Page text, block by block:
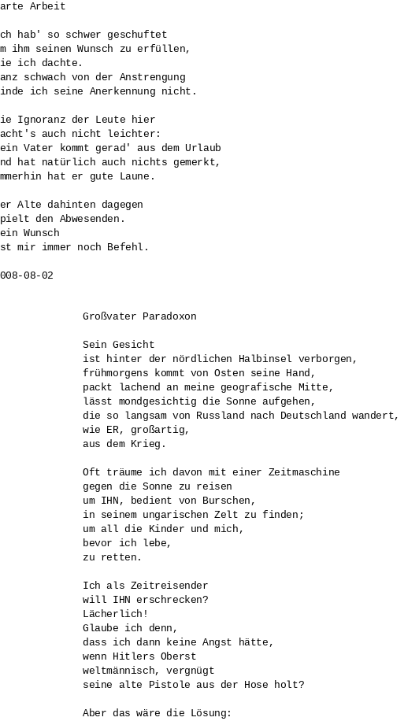
Arbeit
hab' so schwer geschuftet
ihm seinen Wunsch zu erfüllen,
ich dachte.
schwach von der Anstrengung
ich seine Anerkennung nicht.
Ignoranz der Leute hier
auch nicht leichter:
Vater kommt gerad' aus dem Urlaub
hat natürlich auch nichts gemerkt,
hat er gute Laune.
Alte dahinten dagegen
den Abwesenden.
Wunsch
mir immer noch Befehl.
08-02
Großvater Paradoxon
Sein Gesicht
ist hinter der nördlichen Halbinsel verborgen,
frühmorgens kommt von Osten seine Hand,
packt lachend an meine geografische Mitte,
lässt mondgesichtig die Sonne aufgehen,
die so langsam von Russland nach Deutschland wandert,
wie ER, großartig,
aus dem Krieg.
Oft träume ich davon mit einer Zeitmaschine
gegen die Sonne zu reisen
um IHN, bedient von Burschen,
in seinem ungarischen Zelt zu finden;
um all die Kinder und mich,
bevor ich lebe,
zu retten.
Ich als Zeitreisender
will IHN erschrecken?
Lächerlich!
Glaube ich denn,
dass ich dann keine Angst hätte,
wenn Hitlers Oberst
weltmännisch, vergnügt
seine alte Pistole aus der Hose holt?
Aber das wäre die Lösung: